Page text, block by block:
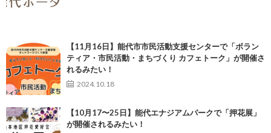
【11月16日】能代市市民活動支援センターで「ボラン
ティア・市民活動・まちづくり カフェトーク」が開催さ
れるみたい！
2024.10.18
【10月17〜25日】能代エナジアムパークで「押花展」
が開催されるみたい！